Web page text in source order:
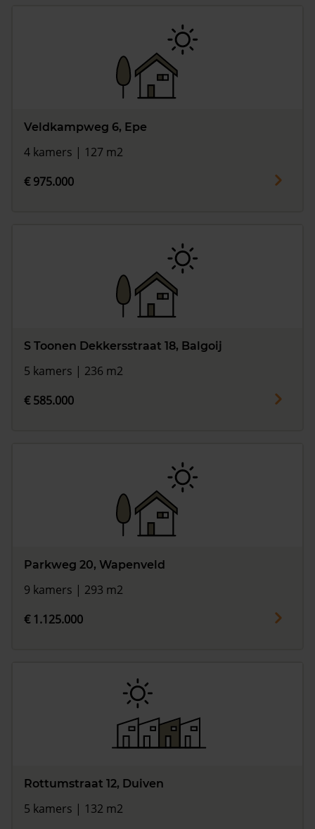
Veldkampweg 6, Epe
4 kamers | 127 m2
€ 975.000
S Toonen Dekkersstraat 18, Balgoij
5 kamers | 236 m2
€ 585.000
Parkweg 20, Wapenveld
9 kamers | 293 m2
€ 1.125.000
Rottumstraat 12, Duiven
5 kamers | 132 m2